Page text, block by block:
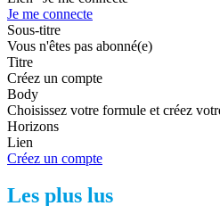
Je me connecte
Sous-titre
Vous n'êtes pas abonné(e)
Titre
Créez un compte
Body
Choisissez votre formule et créez
Horizons
Lien
Créez un compte
Les plus lus